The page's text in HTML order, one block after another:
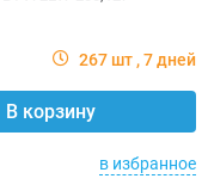
267 шт 7 дней
В корзину
в избранное